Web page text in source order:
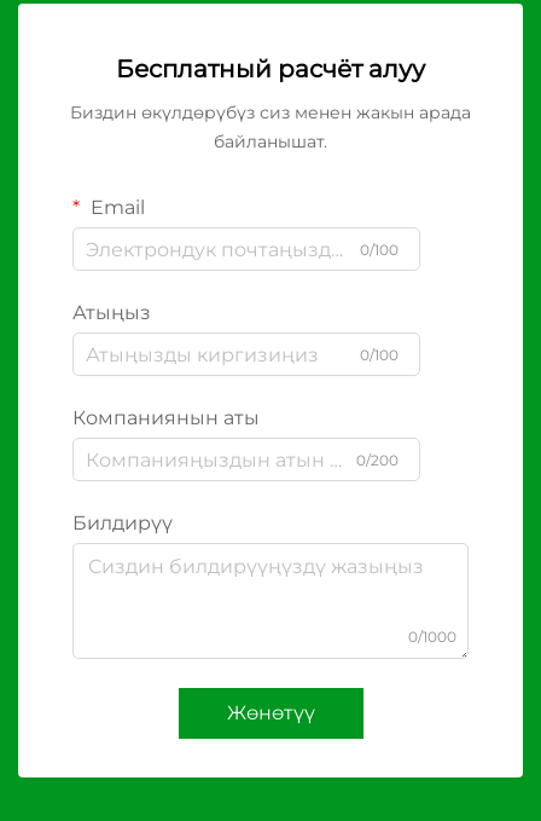
Бесплатный расчёт алуу
Биздин өкүлдөрүбүз сиз менен жакын арада
байланышат.
Email
0/100
Атыңыз
0/100
Компаниянын аты
0/200
Билдирүү
0/1000
Жөнөтүү